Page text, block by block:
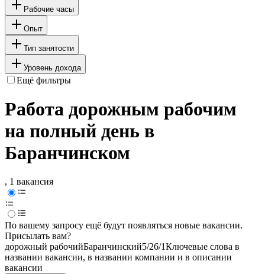
Рабочие часы
Опыт
Тип занятости
Уровень дохода
Ещё фильтры
Работа дорожным рабочим
на полный день в
Баранчинском
, 1 вакансия
По вашему запросу ещё будут появляться новые вакансии.
Присылать вам?
дорожный рабочийБаранчинский5/26/1Ключевые слова в
названии вакансии, в названии компании и в описании
вакансии